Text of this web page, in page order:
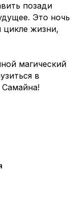
позади
Это ночь
цикле жизни,
магический
в
Самайна!